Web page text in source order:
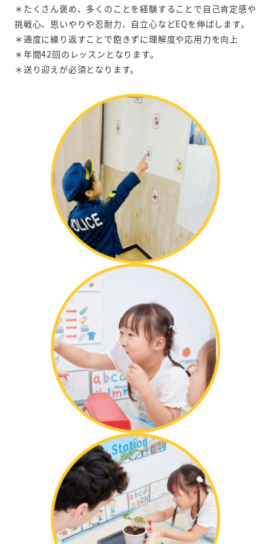
＊たくさん褒め、多くのことを経験することで自己肯定感や
挑戦心、思いやりや忍耐力、自立心などEQを伸ばします。
＊適度に繰り返すことで飽きずに理解度や応用力を向上
＊年間42回のレッスンとなります。
＊送り迎えが必須となります。